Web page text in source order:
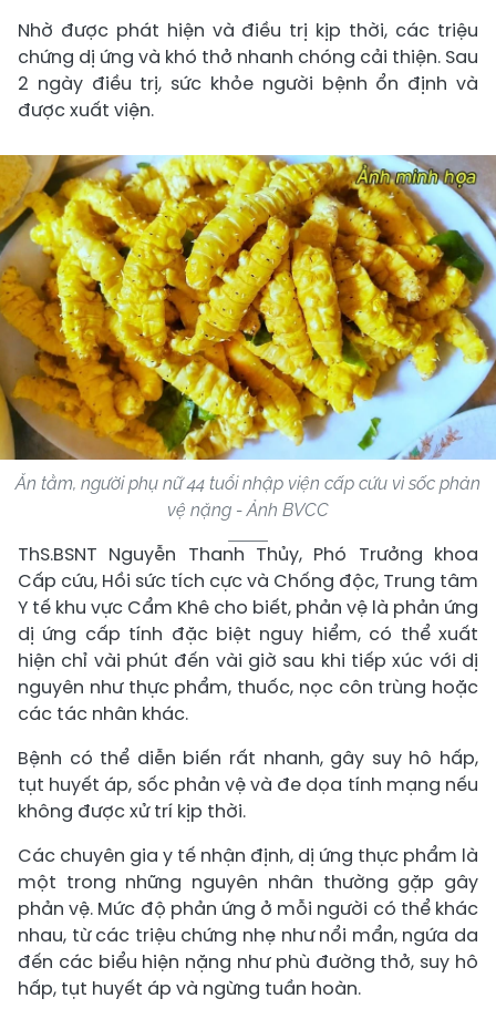
Nhờ được phát hiện và điều trị kịp thời, các triệu
chứng dị ứng và khó thở nhanh chóng cải thiện. Sau
2 ngày điều trị, sức khỏe người bệnh ổn định và
được xuất viện.
Ăn tằm, người phụ nữ 44 tuổi nhập viện cấp cứu vì sốc phản
vệ nặng - Ảnh BVCC
ThS.BSNT Nguyễn Thanh Thủy, Phó Trưởng khoa
Cấp cứu, Hồi sức tích cực và Chống độc, Trung tâm
Y tế khu vực Cẩm Khê cho biết, phản vệ là phản ứng
dị ứng cấp tính đặc biệt nguy hiểm, có thể xuất
hiện chỉ vài phút đến vài giờ sau khi tiếp xúc với dị
nguyên như thực phẩm, thuốc, nọc côn trùng hoặc
các tác nhân khác.
Bệnh có thể diễn biến rất nhanh, gây suy hô hấp,
tụt huyết áp, sốc phản vệ và đe dọa tính mạng nếu
không được xử trí kịp thời.
Các chuyên gia y tế nhận định, dị ứng thực phẩm là
một trong những nguyên nhân thường gặp gây
phản vệ. Mức độ phản ứng ở mỗi người có thể khác
nhau, từ các triệu chứng nhẹ như nổi mẩn, ngứa da
đến các biểu hiện nặng như phù đường thở, suy hô
hấp, tụt huyết áp và ngừng tuần hoàn.